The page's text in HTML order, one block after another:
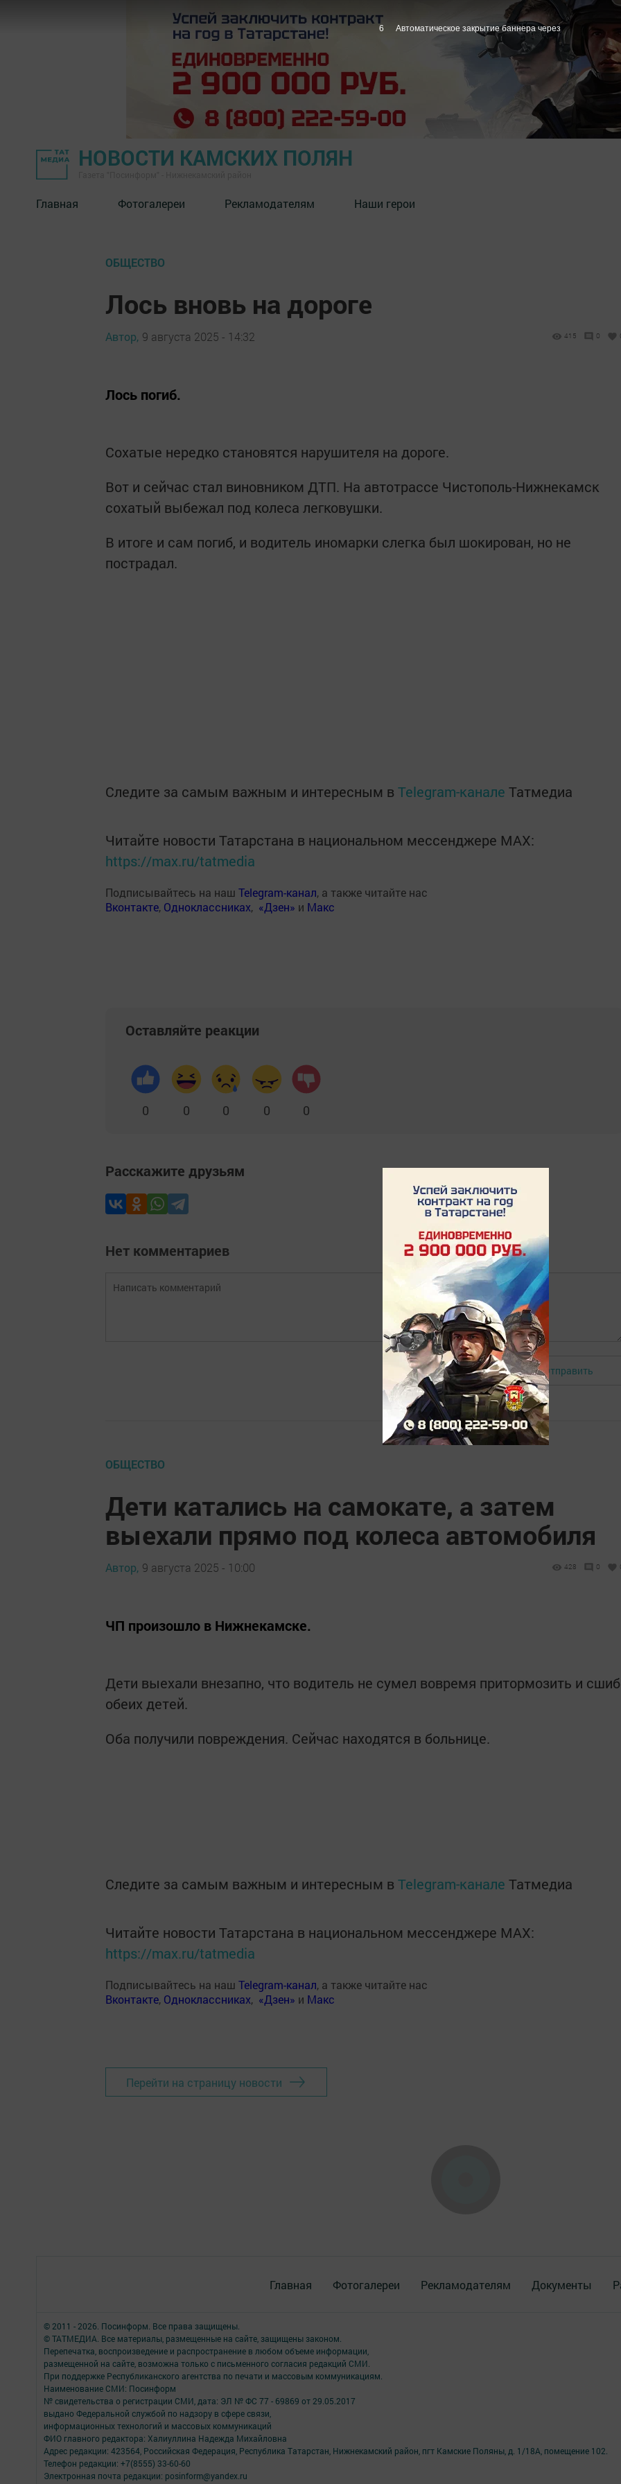
НОВОСТИ КАМСКИХ ПОЛЯН
Главная Фотогалереи Рекламодателям Наши герои
ОБЩЕСТВО
Лось вновь на дороге
Автор, 9 августа 2025 - 14:32 415 0
Лось погиб.
Сохатые нередко становятся нарушителя на дороге.
Вот и сейчас стал виновником ДТП. На автотрассе Чистополь-Нижнекамск
сохатый выбежал под колеса легковушки.
В итоге и сам погиб, и водитель иномарки слегка был шокирован, но не
пострадал.
Следите за самым важным и интересным в Telegram-канале Татмедиа
Читайте новости Татарстана в национальном мессенджере MАХ:
https://max.ru/tatmedia
Подписывайтесь на наш Telegram-канал, а также читайте нас
Вконтакте, Одноклассниках, «Дзен» и Макс
Оставляйте реакции
0 0 0 0 0
Расскажите друзьям
Нет комментариев
Авторизоваться Отправить
ОБЩЕСТВО
Дети катались на самокате, а затем
выехали прямо под колеса автомобиля
Автор, 9 августа 2025 - 10:00 428 0
ЧП произошло в Нижнекамске.
Дети выехали внезапно, что водитель не сумел вовремя притормозить и сшиб
обеих детей.
Оба получили повреждения. Сейчас находятся в больнице.
Следите за самым важным и интересным в Telegram-канале Татмедиа
Читайте новости Татарстана в национальном мессенджере MАХ:
https://max.ru/tatmedia
Подписывайтесь на наш Telegram-канал, а также читайте нас
Вконтакте, Одноклассниках, «Дзен» и Макс
Перейти на страницу новости
Главная Фотогалереи Рекламодателям Документы
© 2011 - 2026. Посинформ. Все права защищены.
© ТАТМЕДИА. Все материалы, размещенные на сайте, защищены законом.
Перепечатка, воспроизведение и распространение в любом объеме информации,
размещенной на сайте, возможна только с письменного согласия редакций СМИ.
При поддержке Республиканского агентства по печати и массовым коммуникациям.
Наименование СМИ: Посинформ
№ свидетельства о регистрации СМИ, дата: ЭЛ № ФС 77 - 69869 от 29.05.2017
выдано Федеральной службой по надзору в сфере связи,
информационных технологий и массовых коммуникаций
ФИО главного редактора: Халиуллина Надежда Михайловна
Адрес редакции: 423564, Российская Федерация, Республика Татарстан, Нижнекамский район, пгт Камские Поляны, д. 1/18А, помещение 102.
Телефон редакции: +7(8555) 33-60-60
Электронная почта редакции: posinform@yandex.ru
5 Автоматическое закрытие баннера через